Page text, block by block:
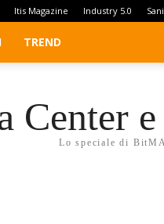
Itis Magazine Industry 5.0
TREND
Center
Lo speciale di